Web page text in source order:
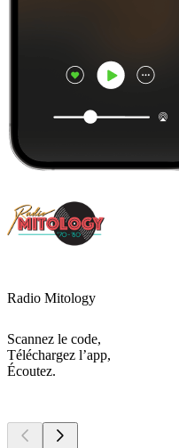
Radio Mitology
Scannez le code,
Téléchargez l’app,
Écoutez.